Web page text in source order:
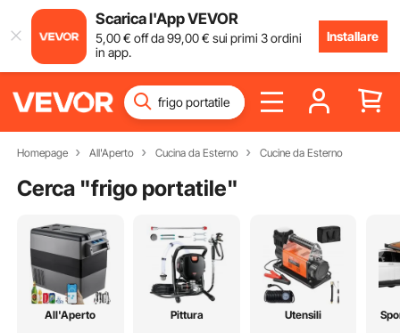
Scarica l'App VEVOR
5,00€ off da99,00€ sui primi 3 ordini
in app.
Installare
Homepage All'Aperto Cucina da Esterno Cucine da Esterno
Cerca "frigo portatile"
All'Aperto Pittura Utensili